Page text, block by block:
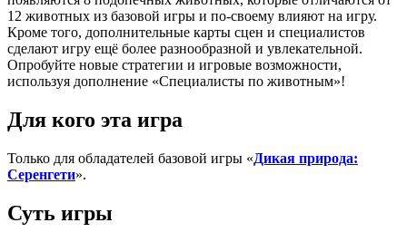
12 животных из базовой игры и по-своему влияют на игру.
Кроме того, дополнительные карты сцен и специалистов
сделают игру ещё более разнообразной и увлекательной.
Опробуйте новые стратегии и игровые возможности,
используя дополнение «Специалисты по животным»!
Для кого эта игра
Только для обладателей базовой игры «Дикая природа:
Серенгети».
Суть игры